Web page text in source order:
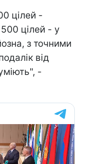
цілей -
цілей - у
з точними
від
-